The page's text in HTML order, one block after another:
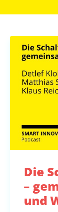
Die
–
und